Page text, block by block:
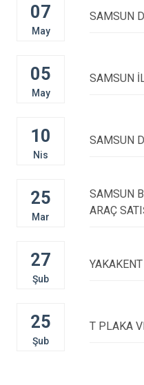
07
May
SAMSUN
05
May
SAMSUN
10
Nis
SAMSUN
25
Mar
SAMSUN
ARAÇ
27
Şub
25
Şub
T PLAKA